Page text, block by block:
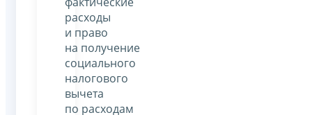
расходы
и право
на получение
социального
налогового
вычета
по расходам